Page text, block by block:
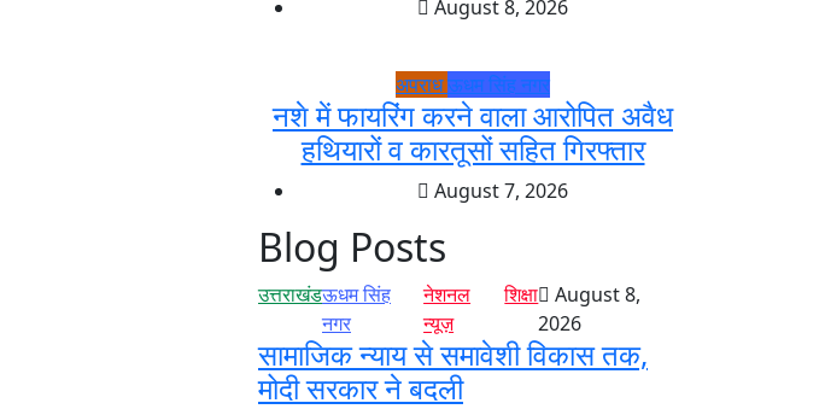
August 8, 2026
अपराधऊधम सिंह नगर
नशे में फायरिंग करने वाला आरोपित अवैध
हथियारों व कारतूसों सहित गिरफ्तार
August 7, 2026
Blog Posts
उत्तराखंडऊधम सिंह
नगर
नेशनल
न्यूज़
शिक्षा
August 8,
2026
सामाजिक न्याय से समावेशी विकास तक,
मोदी सरकार ने बदली